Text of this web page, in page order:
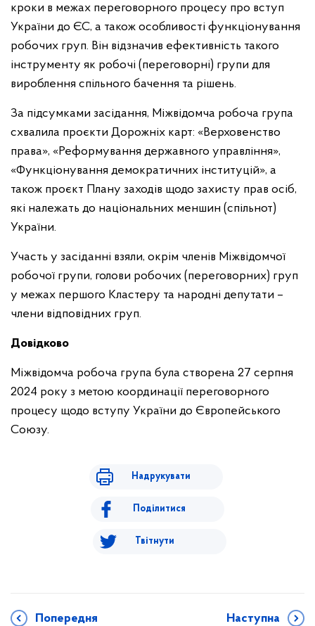
кроки в межах переговорного процесу про вступ
України до ЄС, а також особливості функціонування
робочих груп. Він відзначив ефективність такого
інструменту як робочі (переговорні) групи для
вироблення спільного бачення та рішень.
За підсумками засідання, Міжвідомча робоча група
схвалила проєкти Дорожніх карт: «Верховенство
права», «Реформування державного управління»,
«Функціонування демократичних інституцій», а
також проєкт Плану заходів щодо захисту прав осіб,
які належать до національних меншин (спільнот)
України.
Участь у засіданні взяли, окрім членів Міжвідомчої
робочої групи, голови робочих (переговорних) груп
у межах першого Кластеру та народні депутати –
члени відповідних груп.
Довідково
Міжвідомча робоча група була створена 27 серпня
2024 року з метою координації переговорного
процесу щодо вступу України до Європейського
Союзу.
Надрукувати
Поділитися
Твітнути
Попередня Наступна